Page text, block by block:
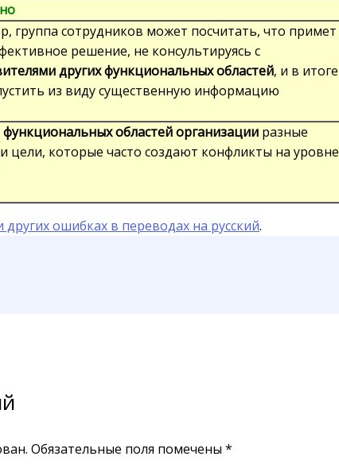
группа сотрудников может посчитать, что примет
решение, не консультируясь с
других функциональных областей, и в итоге
из виду существенную информацию
функциональных областей организации разные
цели, которые часто создают конфликты на уровне
ошибках в переводах на русский.
Обязательные поля помечены *